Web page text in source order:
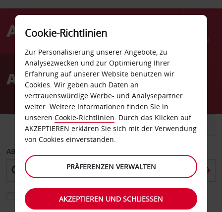
Menü
AvisAutovermietung Rom
FAHRZEUG TRANSPORTER
ABHOLEN VON
Eine andere Rückgabestation auswählen
Cookie-Richtlinien
Zur Personalisierung unserer Angebote, zu
Analysezwecken und zur Optimierung Ihrer
Erfahrung auf unserer Website benutzen wir
Cookies. Wir geben auch Daten an
vertrauenswürdige Werbe- und Analysepartner
weiter. Weitere Informationen finden Sie in
unseren Cookie-Richtlinien. Durch das Klicken auf
AKZEPTIEREN erklären Sie sich mit der Verwendung
von Cookies einverstanden.
PRÄFERENZEN VERWALTEN
AKZEPTIEREN UND SCHLIESSEN